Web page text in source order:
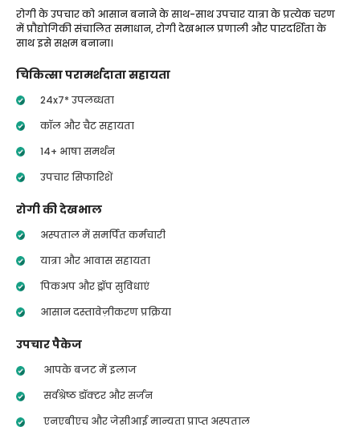
रोगी के उपचार को आसान बनाने के साथ-साथ उपचार यात्रा के प्रत्येक चरण
में प्रौद्योगिकी संचालित समाधान, रोगी देखभाल प्रणाली और पारदर्शिता के
साथ इसे सक्षम बनाना।
चिकित्सा परामर्शदाता सहायता
24x7* उपलब्धता
कॉल और चैट सहायता
14+ भाषा समर्थन
उपचार सिफारिशें
रोगी की देखभाल
अस्पताल में समर्पित कर्मचारी
यात्रा और आवास सहायता
पिकअप और ड्रॉप सुविधाएं
आसान दस्तावेज़ीकरण प्रक्रिया
उपचार पैकेज
आपके बजट में इलाज
सर्वश्रेष्ठ डॉक्टर और सर्जन
एनएबीएच और जेसीआई मान्यता प्राप्त अस्पताल